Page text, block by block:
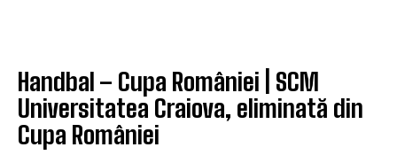
Handbal – Cupa României | SCM
Universitatea Craiova, eliminată din
Cupa României